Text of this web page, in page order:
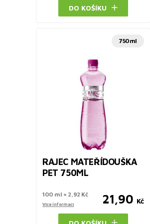
DO KOŠÍKU
750ml
RAJEC MATEŘÍDOUŠKA
PET 750ML
100 ml = 2,92 Kč
Více informací 21,90 Kč